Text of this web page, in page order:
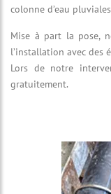
colonne d’eau
Mise à part la pose,
l’installation avec des
Lors de notre
gratuitement.